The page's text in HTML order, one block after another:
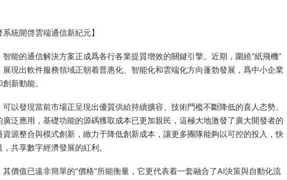
統開啓雲端通信新紀元】
能的通信解決方案正成爲各行各業提質增效的關鍵引擎。近期，圍繞“紙飛機”
現出軟件服務領域正朝着普惠化、智能化和雲端化方向蓬勃發展，爲中小企業
新動能。
以發現當前市場正呈現出優質供給持續擴容、技術門檻不斷降低的喜人态勢。
泛應用，基礎功能的源碼獲取成本已更加親民，這極大地激發了廣大開發者的
源整合與模式創新，緻力于降低創新成本，讓更多團隊能夠以可控的投入，快
共享數字經濟發展的紅利。
其價值已遠非簡單的“價格”所能衡量，它更代表着一套融合了AI決策與自動化流